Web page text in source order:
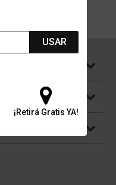
USAR
¡Retirá Gratis YA!